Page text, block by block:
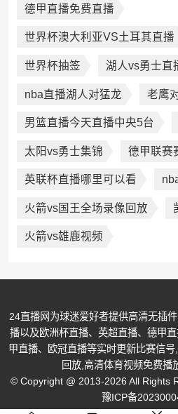
德甲直播免费直播
世界杯澳大利亚VS土耳其直播
世界杯抽签 湖人vs勇士直
nba直播湖人对猛龙 老鹰
男篮直播今天直播中央5台
太阳vs勇士集锦 德甲联赛
英联杯直播哪里可以看
火箭vs国王全场录像回放
火箭vs雄鹿视频
24直播网为球迷爱好者提供高清无插
播以及欧洲杯直播、英超直播、德甲
甲直播、欧冠直播等实时更新比赛信
回放,高清体育视频免费播
© Copyright @ 2013-2026 All Rights
豫ICP备